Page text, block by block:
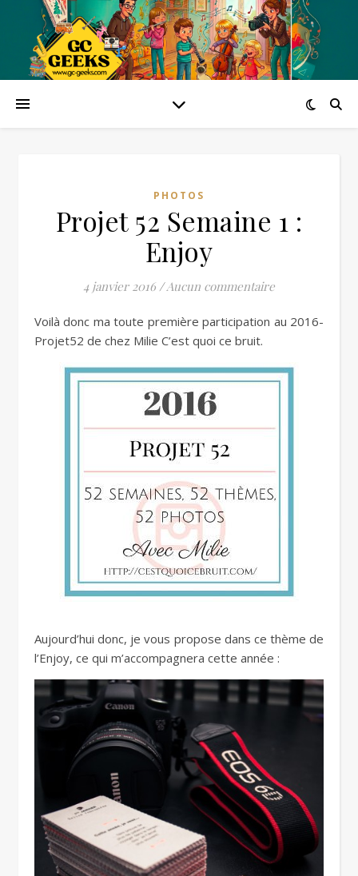
PHOTOS
Projet 52 Semaine 1 :
Enjoy
4 janvier 2016 /Aucun commentaire
Voilà donc ma toute première participation au 2016-
Projet52 de chez Milie C’est quoi ce bruit.
Aujourd’hui donc, je vous propose dans ce thème de
l’Enjoy, ce qui m’accompagnera cette année :